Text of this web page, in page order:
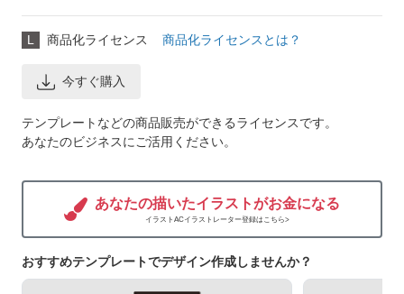
L 商品化ライセンス 商品化ライセンスとは？
今すぐ購入
テンプレートなどの商品販売ができるライセンスです。
あなたのビジネスにご活用ください。
あなたの描いたイラストがお金になる
イラストACイラストレーター登録はこちら>
おすすめテンプレートでデザイン作成しませんか？